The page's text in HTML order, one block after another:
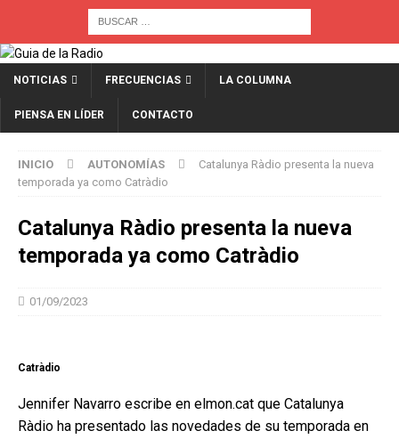
NOTICIAS FRECUENCIAS LA COLUMNA
PIENSA EN LÍDER CONTACTO
INICIO AUTONOMÍAS
Catalunya Ràdio presenta la nueva
temporada ya como Catràdio
Catalunya Ràdio presenta la nueva
temporada ya como Catràdio
01/09/2023
Catràdio
Jennifer Navarro escribe en elmon.cat que Catalunya
Ràdio ha presentado las novedades de su temporada en